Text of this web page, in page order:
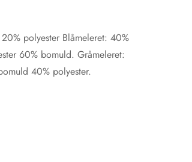
polyester Blåmeleret: 40%
60% bomuld. Gråmeleret:
40% polyester.